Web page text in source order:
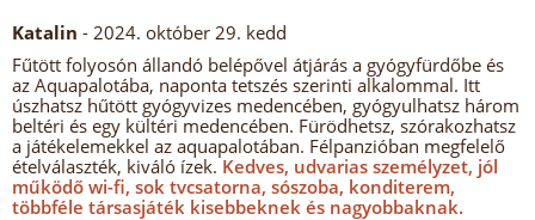
Katalin - 2024. október 29. kedd
Fűtött folyosón állandó belépővel átjárás a gyógyfürdőbe és
az Aquapalotába, naponta tetszés szerinti alkalommal. Itt
úszhatsz hűtött gyógyvizes medencében, gyógyulhatsz három
beltéri és egy kültéri medencében. Fürödhetsz, szórakozhatsz
a játékelemekkel az aquapalotában. Félpanzióban megfelelő
ételválaszték, kiváló ízek. Kedves, udvarias személyzet, jól
működő wi-fi, sok tvcsatorna, sószoba, konditerem,
többféle társasjáték kisebbeknek és nagyobbaknak.